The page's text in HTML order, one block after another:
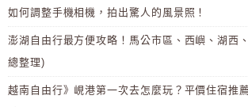
如何調整手機相機，拍出驚人的風景照！
澎湖自由行最方便攻略！馬公市區、西嶼、湖西
總整理)
越南自由行》峴港第一次去怎麼玩？平價住宿推